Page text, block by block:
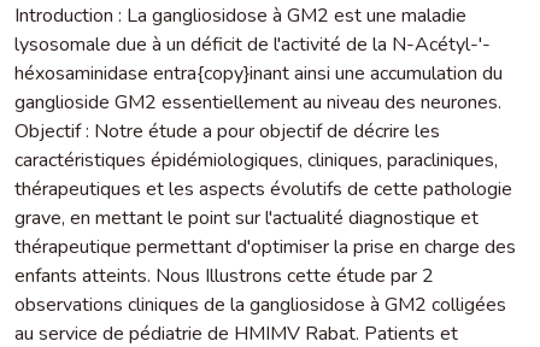
Introduction : La gangliosidose à GM2 est une maladie
lysosomale due à un déficit de l'activité de la N-Acétyl-'-
héxosaminidase entra{copy}inant ainsi une accumulation du
ganglioside GM2 essentiellement au niveau des neurones.
Objectif : Notre étude a pour objectif de décrire les
caractéristiques épidémiologiques, cliniques, paracliniques,
thérapeutiques et les aspects évolutifs de cette pathologie
grave, en mettant le point sur l'actualité diagnostique et
thérapeutique permettant d'optimiser la prise en charge des
enfants atteints. Nous Illustrons cette étude par 2
observations cliniques de la gangliosidose à GM2 colligées
au service de pédiatrie de HMIMV Rabat. Patients et